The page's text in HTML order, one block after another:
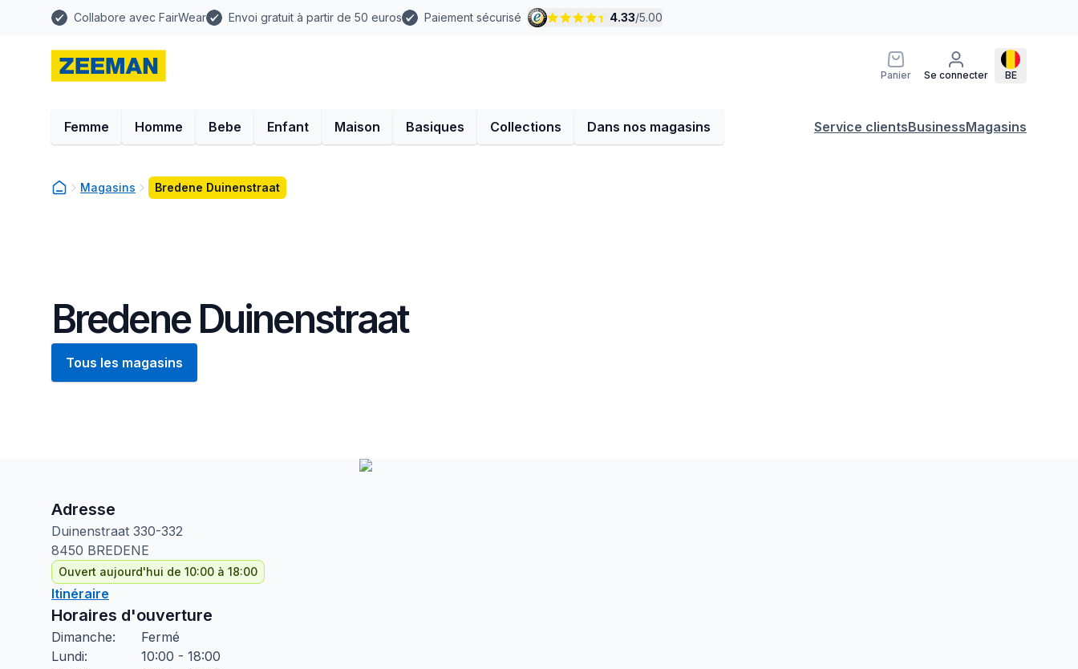
Collabore avec FairWear Envoi gratuit à partir de 50 euros Paiement sécurisé 4.33/5.00
Panier Se connecter BE
Femme Homme Bebe Enfant Maison Basiques Collections Dans nos magasins Service clientsBusinessMagasins
Magasins Bredene Duinenstraat
Bredene Duinenstraat
Tous les magasins
Adresse
Duinenstraat 330-332
8450 BREDENE
Ouvert aujourd'hui de 10:00 à 18:00
Itinéraire
Horaires d'ouverture
Dimanche:
Fermé
Lundi:
10:00 - 18:00